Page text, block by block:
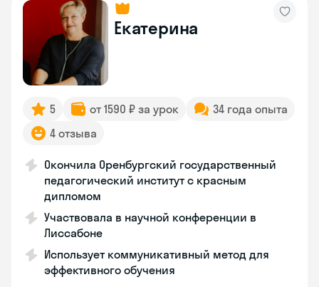
Екатерина
5 от 1590 ₽ за урок
34 года опыта
4 отзыва
Окончила Оренбургский государственный
педагогический институт с красным
дипломом
Участвовала в научной конференции в
Лиссабоне
Использует коммуникативный метод для
эффективного обучения